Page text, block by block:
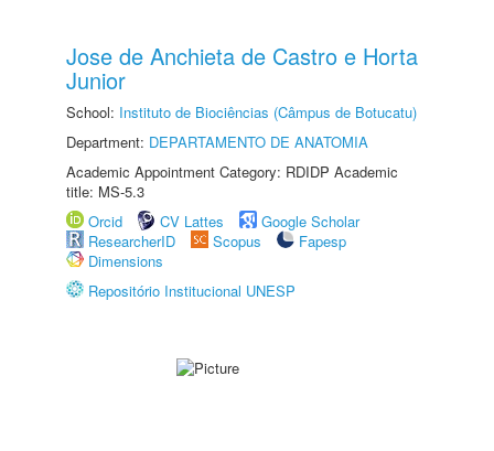
Jose de Anchieta de Castro e Horta
Junior
School: Instituto de Biociências (Câmpus de Botucatu)
Department: DEPARTAMENTO DE ANATOMIA
Academic Appointment Category: RDIDP Academic
title: MS-5.3
Orcid
CV Lattes
Google Scholar
ResearcherID
Scopus
Fapesp
Dimensions
Repositório Institucional UNESP